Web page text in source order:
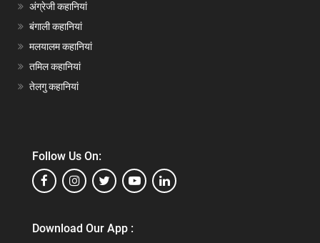
अंग्रेजी कहानियां
बंगाली कहानियां
मलयालम कहानियां
तमिल कहानियां
तेलगु कहानियां
Follow Us On:
Download Our App :